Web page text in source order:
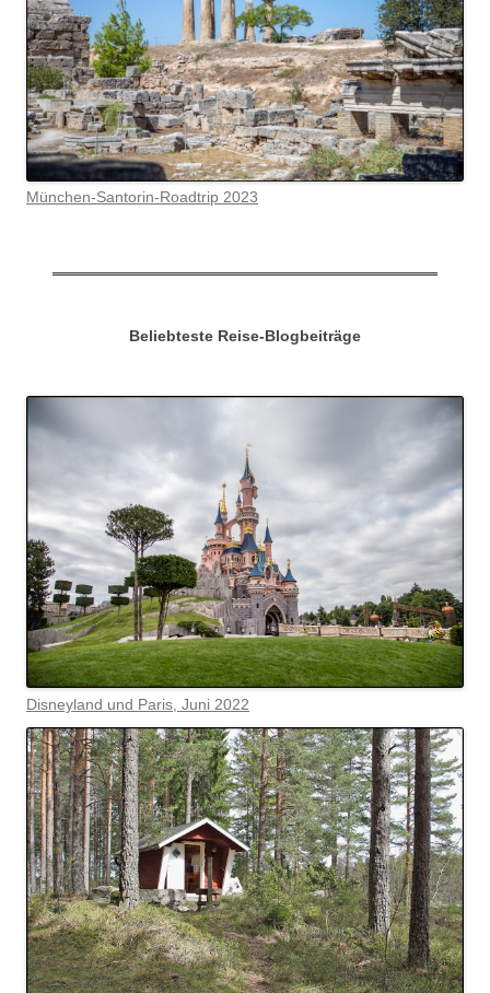
München-Santorin-Roadtrip 2023
Beliebteste Reise-Blogbeiträge
Disneyland und Paris, Juni 2022